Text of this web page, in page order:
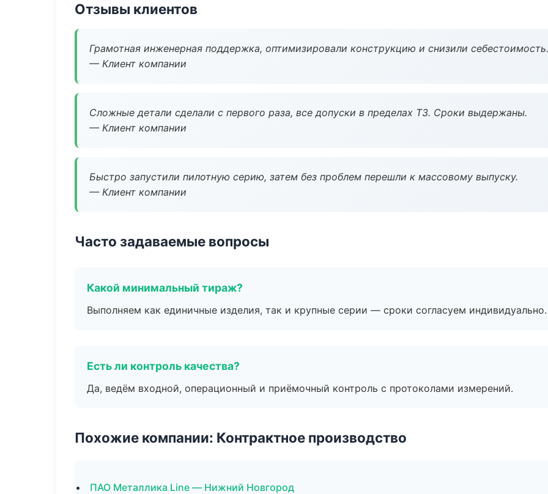
Отзывы клиентов
Грамотная инженерная поддержка, оптимизировали конструкцию и снизили себестоимость.
— Клиент компании
Сложные детали сделали с первого раза, все допуски в пределах ТЗ. Сроки выдержаны.
— Клиент компании
Быстро запустили пилотную серию, затем без проблем перешли к массовому выпуску.
— Клиент компании
Часто задаваемые вопросы
Какой минимальный тираж?
Выполняем как единичные изделия, так и крупные серии — сроки согласуем индивидуально.
Есть ли контроль качества?
Да, ведём входной, операционный и приёмочный контроль с протоколами измерений.
Похожие компании: Контрактное производство
ПАО Металлика Line — Нижний Новгород